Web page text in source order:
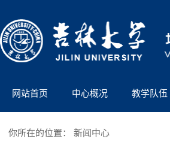
网站首页 中心概况 教学队伍
你所在的位置： 新闻中心